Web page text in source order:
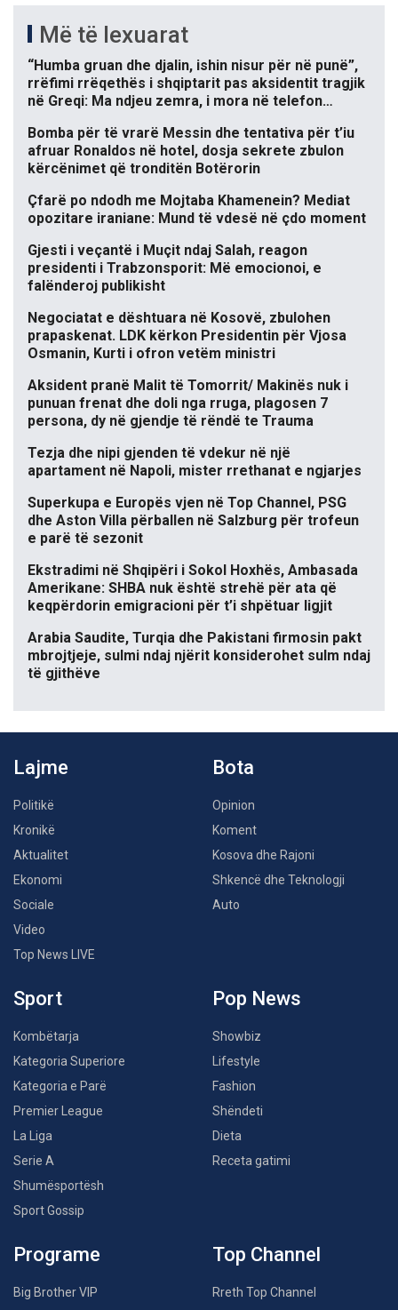
Më të lexuarat
“Humba gruan dhe djalin, ishin nisur për në punë”,
rrëfimi rrëqethës i shqiptarit pas aksidentit tragjik
në Greqi: Ma ndjeu zemra, i mora në telefon…
Bomba për të vrarë Messin dhe tentativa për t’iu
afruar Ronaldos në hotel, dosja sekrete zbulon
kërcënimet që tronditën Botërorin
Çfarë po ndodh me Mojtaba Khamenein? Mediat
opozitare iraniane: Mund të vdesë në çdo moment
Gjesti i veçantë i Muçit ndaj Salah, reagon
presidenti i Trabzonsporit: Më emocionoi, e
falënderoj publikisht
Negociatat e dështuara në Kosovë, zbulohen
prapaskenat. LDK kërkon Presidentin për Vjosa
Osmanin, Kurti i ofron vetëm ministri
Aksident pranë Malit të Tomorrit/ Makinës nuk i
punuan frenat dhe doli nga rruga, plagosen 7
persona, dy në gjendje të rëndë te Trauma
Tezja dhe nipi gjenden të vdekur në një
apartament në Napoli, mister rrethanat e ngjarjes
Superkupa e Europës vjen në Top Channel, PSG
dhe Aston Villa përballen në Salzburg për trofeun
e parë të sezonit
Ekstradimi në Shqipëri i Sokol Hoxhës, Ambasada
Amerikane: SHBA nuk është strehë për ata që
keqpërdorin emigracioni për t’i shpëtuar ligjit
Arabia Saudite, Turqia dhe Pakistani firmosin pakt
mbrojtjeje, sulmi ndaj njërit konsiderohet sulm ndaj
të gjithëve
Lajme
Politikë
Kronikë
Aktualitet
Ekonomi
Sociale
Video
Top News LIVE
Bota
Opinion
Koment
Kosova dhe Rajoni
Shkencë dhe Teknologji
Auto
Sport
Kombëtarja
Kategoria Superiore
Kategoria e Parë
Premier League
La Liga
Serie A
Shumësportësh
Sport Gossip
Pop News
Showbiz
Lifestyle
Fashion
Shëndeti
Dieta
Receta gatimi
Programe
Big Brother VIP
Top Channel
Rreth Top Channel